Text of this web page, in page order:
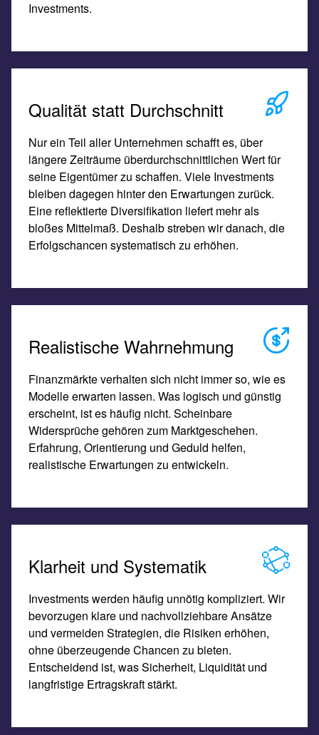
Investments.
Qualität statt Durchschnitt
Nur ein Teil aller Unternehmen schafft es, über
längere Zeiträume überdurchschnittlichen Wert für
seine Eigentümer zu schaffen. Viele Investments
bleiben dagegen hinter den Erwartungen zurück.
Eine reflektierte Diversifikation liefert mehr als
bloßes Mittelmaß. Deshalb streben wir danach, die
Erfolgschancen systematisch zu erhöhen.
Realistische Wahrnehmung
Finanzmärkte verhalten sich nicht immer so, wie es
Modelle erwarten lassen. Was logisch und günstig
erscheint, ist es häufig nicht. Scheinbare
Widersprüche gehören zum Marktgeschehen.
Erfahrung, Orientierung und Geduld helfen,
realistische Erwartungen zu entwickeln.
Klarheit und Systematik
Investments werden häufig unnötig kompliziert. Wir
bevorzugen klare und nachvollziehbare Ansätze
und vermeiden Strategien, die Risiken erhöhen,
ohne überzeugende Chancen zu bieten.
Entscheidend ist, was Sicherheit, Liquidität und
langfristige Ertragskraft stärkt.